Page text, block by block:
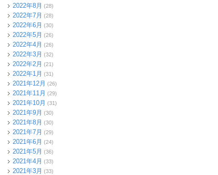
2022年8月 (28)
2022年7月 (28)
2022年6月 (30)
2022年5月 (26)
2022年4月 (26)
2022年3月 (32)
2022年2月 (21)
2022年1月 (31)
2021年12月 (26)
2021年11月 (29)
2021年10月 (31)
2021年9月 (30)
2021年8月 (30)
2021年7月 (29)
2021年6月 (24)
2021年5月 (36)
2021年4月 (33)
2021年3月 (33)